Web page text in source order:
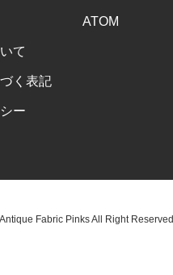
て
く表記
ー
ATOM
Fabric Pinks All Right